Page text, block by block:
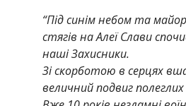
“Під синім небом та
стягів на Алеї Слави
наші Захисники.
Зі скорботою в серцях
величний подвиг полеглих